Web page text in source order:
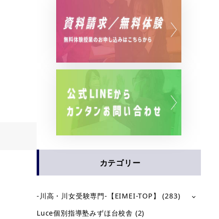
カテゴリー
-川高・川女受験専門-【EIMEI-TOP】
(283)
Luce個別指導塾みずほ台校舎 (2)